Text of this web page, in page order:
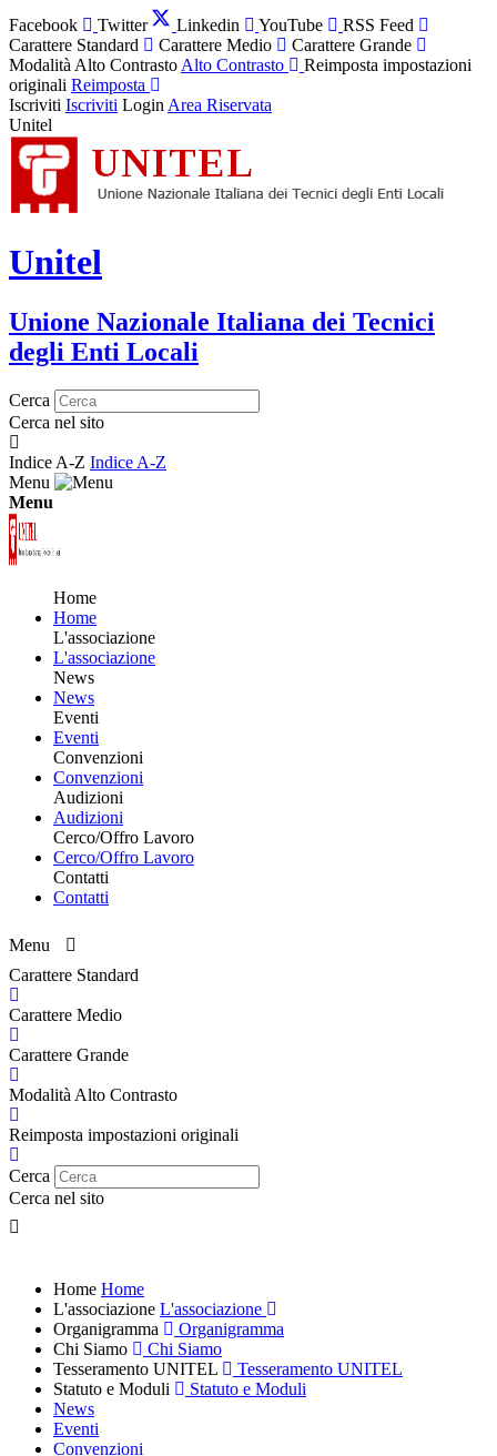
Facebook Twitter Linkedin YouTube
RSS Feed
Carattere Standard
Carattere Medio
Carattere Grande
Modalità Alto Contrasto Alto Contrasto
Reimposta impostazioni
originali Reimposta
Iscriviti Iscriviti Login Area Riservata
Unitel
Unitel
Unione Nazionale Italiana dei Tecnici
degli Enti Locali
Cerca
Cerca nel sito
Indice A-Z Indice A-Z
Menu
Menu
Home
Home
L'associazione
L'associazione
News
News
Eventi
Eventi
Convenzioni
Convenzioni
Audizioni
Audizioni
Cerco/Offro Lavoro
Cerco/Offro Lavoro
Contatti
Contatti
Menu
Carattere Standard
Carattere Medio
Carattere Grande
Modalità Alto Contrasto
Reimposta impostazioni originali
Cerca
Cerca nel sito
Home Home
L'associazione L'associazione
Organigramma
Organigramma
Chi Siamo
Chi Siamo
Tesseramento UNITEL
Tesseramento UNITEL
Statuto e Moduli
Statuto e Moduli
News
Eventi
Convenzioni